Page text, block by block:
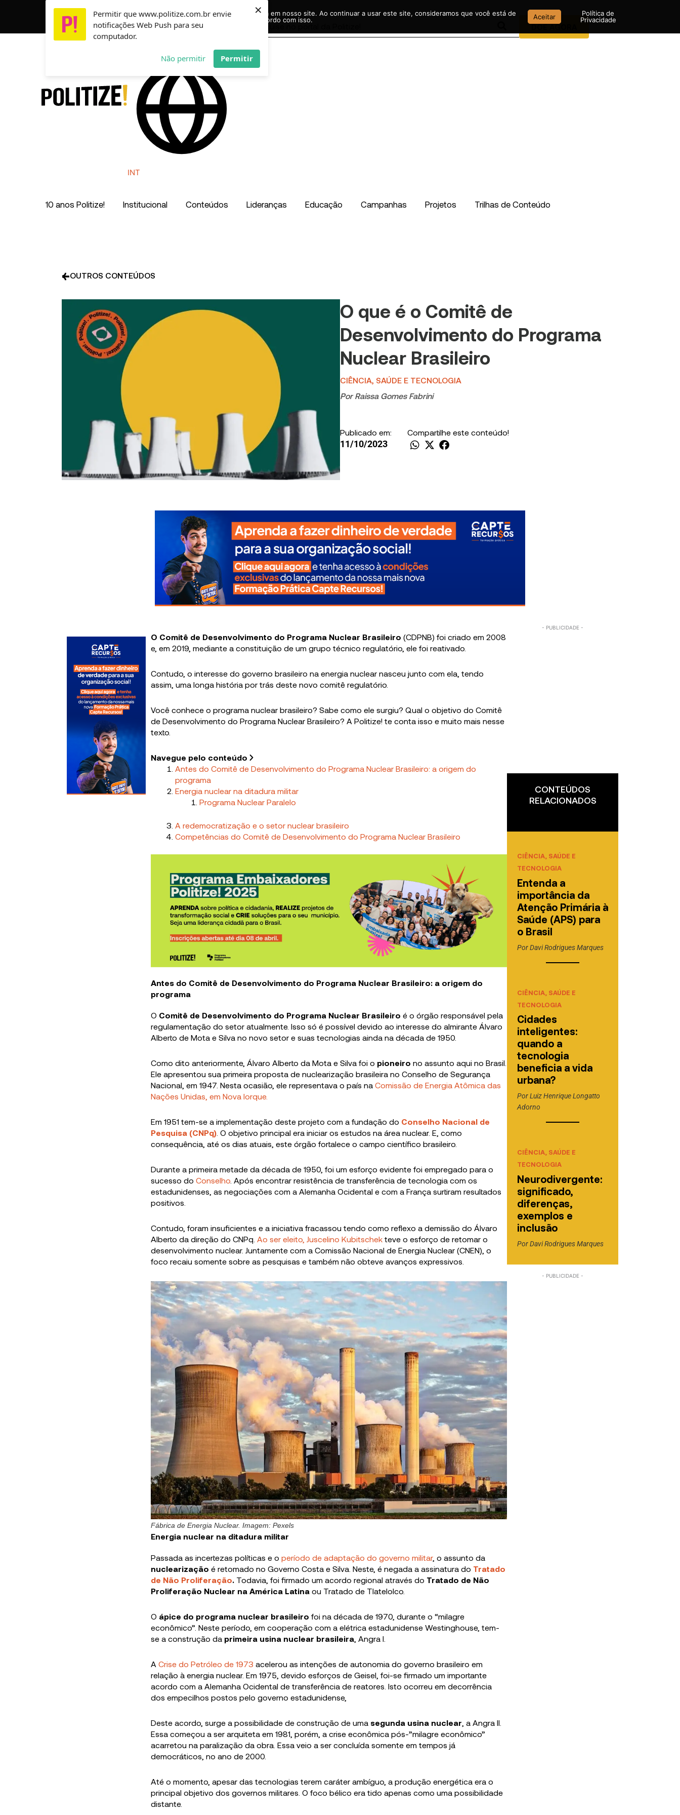
Permitir que www.politize.com.br envie
notificações Web Push para seu
computador.
Não permitir Permitir
×
CO
INT
Pesquisar
DOE AGORA
10 anos Politize! Institucional Conteúdos Lideranças Educação Campanhas Projetos Trilhas de Conteúdo
OUTROS CONTEÚDOS
O que é o Comitê de
Desenvolvimento do Programa
Nuclear Brasileiro
CIÊNCIA, SAÚDE E TECNOLOGIA
Por Raissa Gomes Fabrini
Publicado em:
11/10/2023
Compartilhe este conteúdo!
O Comitê de Desenvolvimento do Programa Nuclear Brasileiro (CDPNB) foi criado em 2008
e, em 2019, mediante a constituição de um grupo técnico regulatório, ele foi reativado.
Contudo, o interesse do governo brasileiro na energia nuclear nasceu junto com ela, tendo
assim, uma longa história por trás deste novo comitê regulatório.
Você conhece o programa nuclear brasileiro? Sabe como ele surgiu? Qual o objetivo do Comitê
de Desenvolvimento do Programa Nuclear Brasileiro? A Politize! te conta isso e muito mais nesse
texto.
Navegue pelo conteúdo
Antes do Comitê de Desenvolvimento do Programa Nuclear Brasileiro: a origem do
programa
Energia nuclear na ditadura militar
Programa Nuclear Paralelo
A redemocratização e o setor nuclear brasileiro
Competências do Comitê de Desenvolvimento do Programa Nuclear Brasileiro
Antes do Comitê de Desenvolvimento do Programa Nuclear Brasileiro: a origem do
programa
O Comitê de Desenvolvimento do Programa Nuclear Brasileiro é o órgão responsável pela
regulamentação do setor atualmente. Isso só é possível devido ao interesse do almirante Álvaro
Alberto de Mota e Silva no novo setor e suas tecnologias ainda na década de 1950.
Como dito anteriormente, Álvaro Alberto da Mota e Silva foi o pioneiro no assunto aqui no Brasil.
Ele apresentou sua primeira proposta de nuclearização brasileira no Conselho de Segurança
Nacional, em 1947. Nesta ocasião, ele representava o país na Comissão de Energia Atômica das
Nações Unidas , em Nova Iorque.
Em 1951 tem-se a implementação deste projeto com a fundação do Conselho Nacional de
Pesquisa (CNPq) . O objetivo principal era iniciar os estudos na área nuclear. E, como
consequência, até os dias atuais, este órgão fortalece o campo científico brasileiro.
Durante a primeira metade da década de 1950, foi um esforço evidente foi empregado para o
sucesso do Conselho . Após encontrar resistência de transferência de tecnologia com os
estadunidenses, as negociações com a Alemanha Ocidental e com a França surtiram resultados
positivos.
Contudo, foram insuficientes e a iniciativa fracassou tendo como reflexo a demissão do Álvaro
Alberto da direção do CNPq. Ao ser eleito, Juscelino Kubitschek teve o esforço de retomar o
desenvolvimento nuclear. Juntamente com a Comissão Nacional de Energia Nuclear (CNEN), o
foco recaiu somente sobre as pesquisas e também não obteve avanços expressivos.
Fábrica de Energia Nuclear. Imagem: Pexels
Energia nuclear na ditadura militar
Passada as incertezas políticas e o período de adaptação do governo militar, o assunto da
nuclearização é retomado no Governo Costa e Silva. Neste, é negada a assinatura do Tratado
de Não Proliferação. Todavia, foi firmado um acordo regional através do Tratado de Não
Proliferação Nuclear na América Latina ou Tratado de Tlatelolco.
O ápice do programa nuclear brasileiro foi na década de 1970, durante o “milagre
econômico”. Neste período, em cooperação com a elétrica estadunidense Westinghouse, tem-
se a construção da primeira usina nuclear brasileira , Angra I.
A Crise do Petróleo de 1973 acelerou as intenções de autonomia do governo brasileiro em
relação à energia nuclear. Em 1975, devido esforços de Geisel, foi-se firmado um importante
acordo com a Alemanha Ocidental de transferência de reatores. Isto ocorreu em decorrência
dos empecilhos postos pelo governo estadunidense,
Deste acordo, surge a possibilidade de construção de uma segunda usina nuclear , a Angra II.
Essa começou a ser arquiteta em 1981, porém, a crise econômica pós-”milagre econômico”
acarretou na paralização da obra. Essa veio a ser concluída somente em tempos já
democráticos, no ano de 2000.
Até o momento, apesar das tecnologias terem caráter ambíguo, a produção energética era o
principal objetivo dos governos militares. O foco bélico era tido apenas como uma possibilidade
distante.
CONTEÚDOS
RELACIONADOS
CIÊNCIA, SAÚDE E
TECNOLOGIA
Entenda a
importância da
Atenção Primária à
Saúde (APS) para
o Brasil
PorDavi Rodrigues Marques
CIÊNCIA, SAÚDE E
TECNOLOGIA
Cidades
inteligentes:
quando a
tecnologia
beneficia a vida
urbana?
PorLuiz Henrique Longatto
Adorno
CIÊNCIA, SAÚDE E
TECNOLOGIA
Neurodivergente:
significado,
diferenças,
exemplos e
inclusão
PorDavi Rodrigues Marques
Usamos cookies para garantir que você tenha a melhor experiência em nosso site. Ao continuar a usar este site, consideramos que você está de
acordo com isso.
Aceitar
Política de
Privacidade